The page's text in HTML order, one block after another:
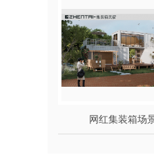
网红集装箱场